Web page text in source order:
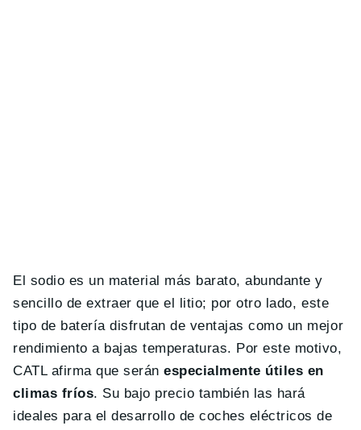
El sodio es un material más barato, abundante y
sencillo de extraer que el litio; por otro lado, este
tipo de batería disfrutan de ventajas como un mejor
rendimiento a bajas temperaturas. Por este motivo,
CATL afirma que seránespecialmente útiles en
climas fríos. Su bajo precio también las hará
ideales para el desarrollo de coches eléctricos de